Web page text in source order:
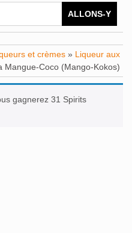
ALLONS-Y
et crèmes » Liqueur aux
Mangue-Coco (Mango-Kokos)
gagnerez 31 Spirits